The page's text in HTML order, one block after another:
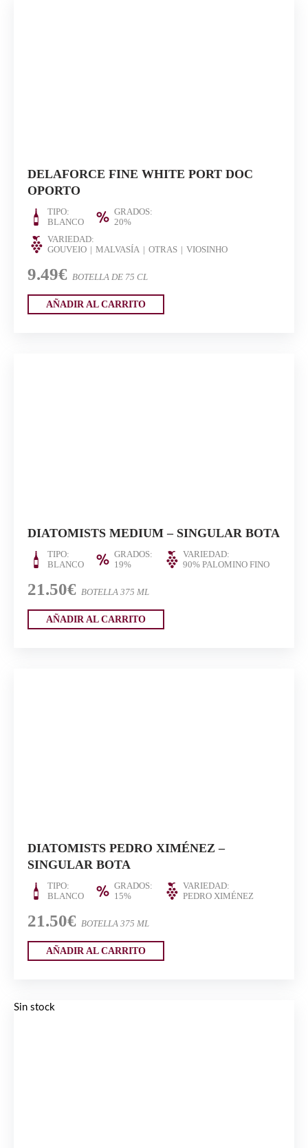
DELAFORCE FINE WHITE PORT DOC
OPORTO
TIPO:
BLANCO
GRADOS:
20%
VARIEDAD:
GOUVEIO
MALVASÍA OTRAS VIOSINHO
9.49€ BOTELLA DE 75 CL
AÑADIR AL CARRITO
DIATOMISTS MEDIUM – SINGULAR BOTA
TIPO:
BLANCO
GRADOS:
19%
VARIEDAD:
90% PALOMINO FINO
21.50€ BOTELLA 375 ML
AÑADIR AL CARRITO
DIATOMISTS PEDRO XIMÉNEZ –
SINGULAR BOTA
TIPO:
BLANCO
GRADOS:
15%
VARIEDAD:
PEDRO XIMÉNEZ
21.50€ BOTELLA 375 ML
AÑADIR AL CARRITO
Sin stock